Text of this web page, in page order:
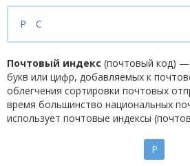
Р С
Почтовый индекс (почтовый код) —
букв или цифр, добавляемых к
облегчения сортировки почтовых
время большинство национальных
использует почтовые индексы
Р